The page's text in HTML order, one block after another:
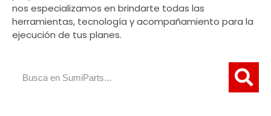
nos especializamos en brindarte todas las
herramientas, tecnología y acompañamiento para la
ejecución de tus planes.